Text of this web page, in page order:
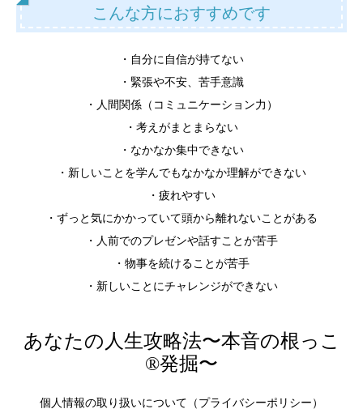
こんな方におすすめです
・自分に自信が持てない
・緊張や不安、苦手意識
・人間関係（コミュニケーション力）
・考えがまとまらない
・なかなか集中できない
・新しいことを学んでもなかなか理解ができない
・疲れやすい
・ずっと気にかかっていて頭から離れないことがある
・人前でのプレゼンや話すことが苦手
・物事を続けることが苦手
・新しいことにチャレンジができない
あなたの人生攻略法〜本音の根っこ
®︎発掘〜
個人情報の取り扱いについて（プライバシーポリシー）